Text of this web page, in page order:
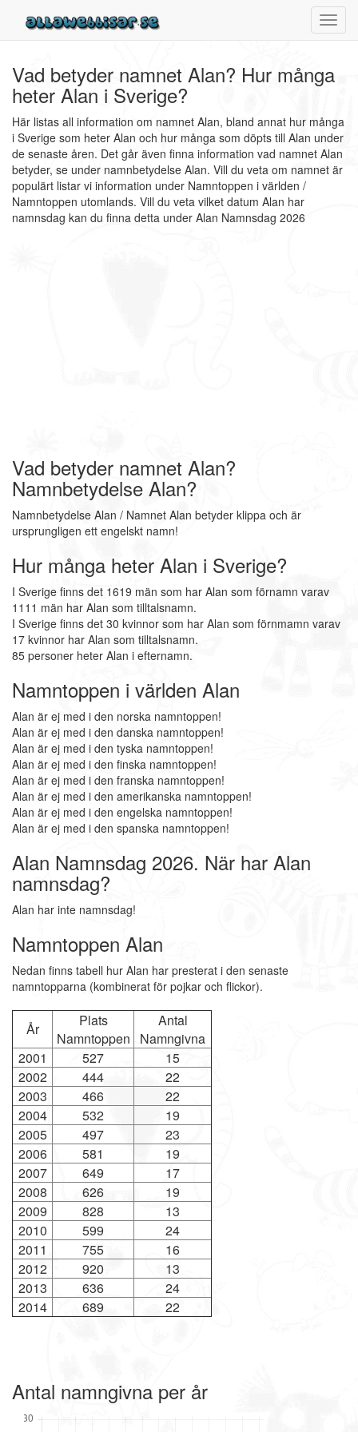
Vad betyder namnet Alan? Hur många
heter Alan i Sverige?
Här listas all information om namnet Alan, bland annat hur många
i Sverige som heter Alan och hur många som döpts till Alan under
de senaste åren. Det går även finna information vad namnet Alan
betyder, se under namnbetydelse Alan. Vill du veta om namnet är
populärt listar vi information under Namntoppen i världen /
Namntoppen utomlands. Vill du veta vilket datum Alan har
namnsdag kan du finna detta under Alan Namnsdag 2026
Vad betyder namnet Alan?
Namnbetydelse Alan?
Namnbetydelse Alan / Namnet Alan betyder klippa och är
ursprungligen ett engelskt namn!
Hur många heter Alan i Sverige?
I Sverige finns det 1619 män som har Alan som förnamn varav
1111 män har Alan som tilltalsnamn.
I Sverige finns det 30 kvinnor som har Alan som förnmamn varav
17 kvinnor har Alan som tilltalsnamn.
85 personer heter Alan i efternamn.
Namntoppen i världen Alan
Alan är ej med i den norska namntoppen!
Alan är ej med i den danska namntoppen!
Alan är ej med i den tyska namntoppen!
Alan är ej med i den finska namntoppen!
Alan är ej med i den franska namntoppen!
Alan är ej med i den amerikanska namntoppen!
Alan är ej med i den engelska namntoppen!
Alan är ej med i den spanska namntoppen!
Alan Namnsdag 2026. När har Alan
namnsdag?
Alan har inte namnsdag!
Namntoppen Alan
Nedan finns tabell hur Alan har presterat i den senaste
namntopparna (kombinerat för pojkar och flickor).
År
Plats
Namntoppen
Antal
Namngivna
2001
527
15
2002
444
22
2003
466
22
2004
532
19
2005
497
23
2006
581
19
2007
649
17
2008
626
19
2009
828
13
2010
599
24
2011
755
16
2012
920
13
2013
636
24
2014
689 22
Antal namngivna per år